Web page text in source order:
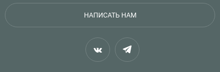
НАПИСАТЬ НАМ